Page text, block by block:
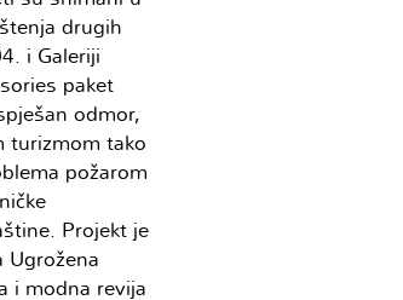
drugih
i Galeriji
paket
odmor,
turizmom tako
požarom
Projekt je
i modna revija